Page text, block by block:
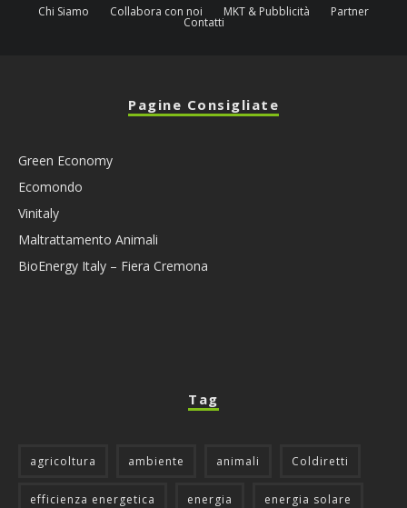
Chi Siamo
Collabora con noi MKT & Pubblicità Partner
Contatti
Pagine Consigliate
Green Economy
Ecomondo
Vinitaly
Maltrattamento Animali
BioEnergy Italy – Fiera Cremona
Tag
agricoltura ambiente animali Coldiretti
efficienza energetica energia energia solare